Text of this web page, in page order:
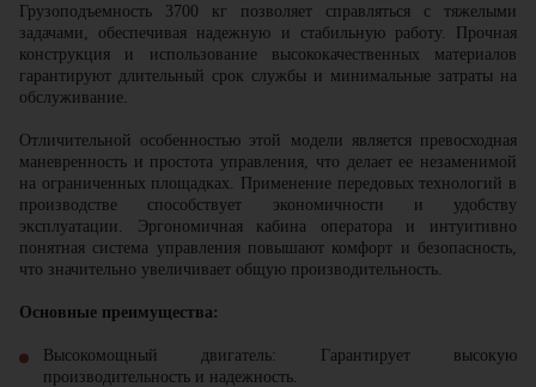
Грузоподъемность 3700 кг позволяет справляться с тяжелыми
задачами, обеспечивая надежную и стабильную работу. Прочная
конструкция и использование высококачественных материалов
гарантируют длительный срок службы и минимальные затраты на
обслуживание.
Отличительной особенностью этой модели является превосходная
маневренность и простота управления, что делает ее незаменимой
на ограниченных площадках. Применение передовых технологий в
производстве способствует экономичности и удобству
эксплуатации. Эргономичная кабина оператора и интуитивно
понятная система управления повышают комфорт и безопасность,
что значительно увеличивает общую производительность.
Основные преимущества:
Высокомощный двигатель: Гарантирует высокую
производительность и надежность.